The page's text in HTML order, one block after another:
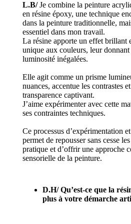
L.B/Je combine la peinture
en résine époxy, une technique
dans la peinture traditionnelle,
essentiel dans mon travail.
La résine apporte un effet brillant
unique aux couleurs, leur
luminosité inégalées.
Elle agit comme un prisme
nuances, accentue les contrastes
transparence captivant.
J’aime expérimenter avec cette
ses contraintes techniques.
Ce processus d’expérimentation
permet de repousser sans cesse
pratique et d’offrir une approche
sensorielle de la peinture.
D.H/ Qu’est-ce que la
plus à votre démarche